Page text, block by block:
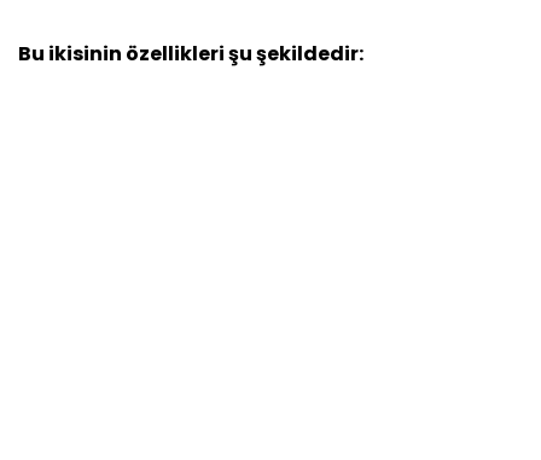
Bu ikisinin özellikleri şu şekildedir: